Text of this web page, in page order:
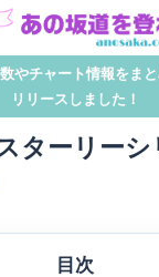
やチャート情報をま
リリースしました！
ターリー
目次